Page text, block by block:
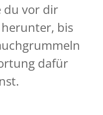
du vor dir
bis
dafür